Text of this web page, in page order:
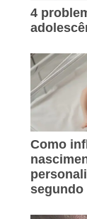
4
Como
segundo